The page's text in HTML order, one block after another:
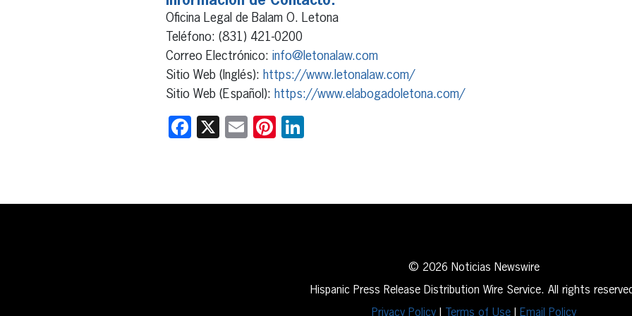
Oficina Legal de Balam O. Letona
Teléfono: (831) 421-0200
Correo Electrónico: info@letonalaw.com
Sitio Web (Inglés): https://www.letonalaw.com/
Sitio Web (Español): https://www.elabogadoletona.com/
Facebook
X EmailPinterest
© 2026 Noticias Newswire
Hispanic Press Release Distribution Wire Service. All rights
Privacy Policy
Terms of Use Email Policy